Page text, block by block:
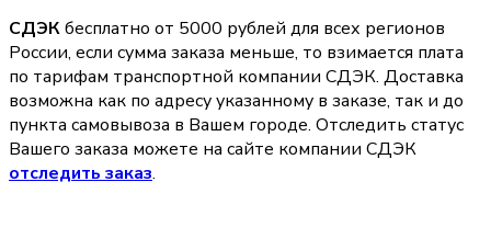
СДЭКбесплатно от 5000 рублей для всех регионов
России, если сумма заказа меньше, то взимается плата
по тарифам транспортной компании СДЭК. Доставка
возможна как по адресу указанному в заказе, так и до
пункта самовывоза в Вашем городе. Отследить статус
Вашего заказа можете на сайте компании СДЭК
отследить заказ.